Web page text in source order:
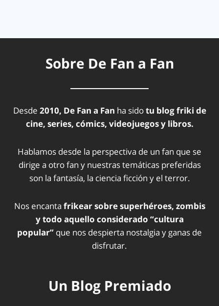
Sobre De Fan a Fan
Desde 2010, De Fan a Fan ha sidotu blog friki de
cine, series, cómics, videojuegos y libros.
Hablamos desde la perspectiva de un fan que se
dirige a otro fan y nuestras temáticas preferidas
son la fantasía, la ciencia ficción y el terror.
Nos encanta frikear sobre superhéroes, zombis
y todo aquello considerado “cultura
popular” que nos despierta nostalgia y ganas de
disfrutar.
Un Blog Premiado